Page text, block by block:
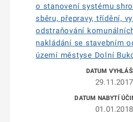
o stanovení systému
sběru, přepravy, třídění,
odstraňování
nakládání se stavebním
území městyse Dolní
29.11.2017
01.01.2018